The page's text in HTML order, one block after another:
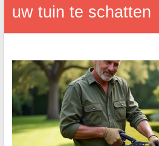
uw tuin te schatten